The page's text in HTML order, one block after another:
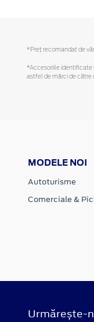
*Preţ recomandat de
*Accesoriile identificate
astfel de mărci de către
MODELE NOI
Autoturisme
Comerciale &
Urmărește-